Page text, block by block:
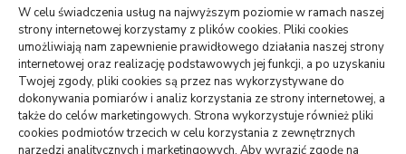
W celu świadczenia usług na najwyższym poziomie w ramach naszej
strony internetowej korzystamy z plików cookies. Pliki cookies
umożliwiają nam zapewnienie prawidłowego działania naszej strony
internetowej oraz realizację podstawowych jej funkcji, a po uzyskaniu
Twojej zgody, pliki cookies są przez nas wykorzystywane do
dokonywania pomiarów i analiz korzystania ze strony internetowej, a
także do celów marketingowych. Strona wykorzystuje również pliki
cookies podmiotów trzecich w celu korzystania z zewnętrznych
narzędzi analitycznych i marketingowych. Aby wyrazić zgodę na
wizytówki nap
WARTE PRZECZYTANIA
DOM, OGRÓD
Jak podłączyć zbiornik na deszczówkę do rynny –